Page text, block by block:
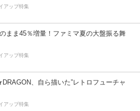
アップ特集
まま45％増量！ファミマ夏の大盤振る舞
アップ特集
、自ら描いた”レトロフューチャ
アップ特集